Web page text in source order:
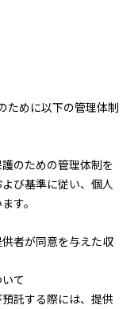
ために以下の管理体制
のための管理体制を
び基準に従い、個人
す。
者が同意を与えた収
て
託する際には、提供